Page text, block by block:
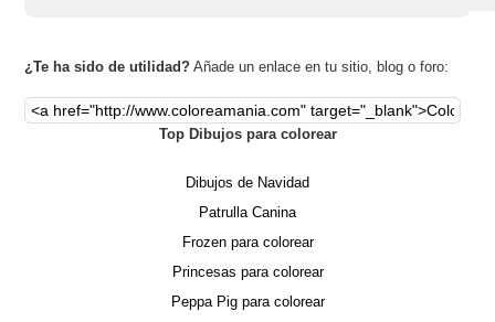
¿Te ha sido de utilidad? Añade un enlace en tu sitio, blog o foro:
Top Dibujos para colorear
Dibujos de Navidad
Patrulla Canina
Frozen para colorear
Princesas para colorear
Peppa Pig para colorear